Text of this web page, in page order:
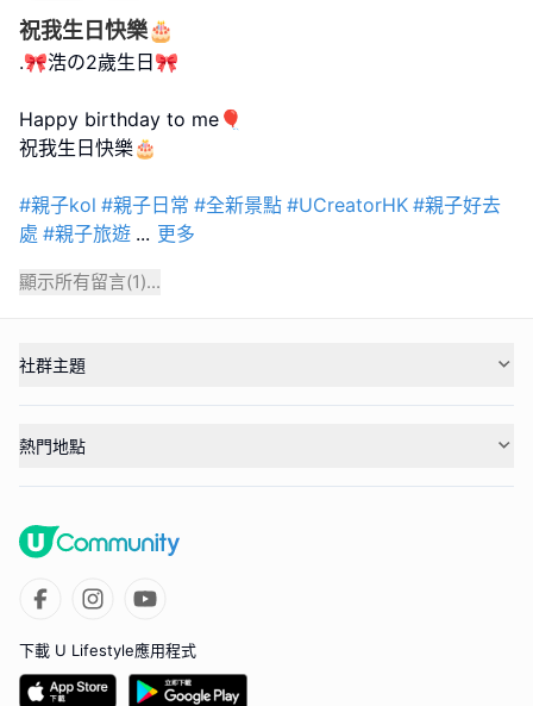
祝我生日快樂🎂
.🎀浩の2歲生日🎀
Happy birthday to me🎈
祝我生日快樂🎂
#親子kol #親子日常 #全新景點 #UCreatorHK #親子好去
處 #親子旅遊 ... 更多
顯示所有留言(1)...
社群主題
熱門地點
下載 U Lifestyle應用程式